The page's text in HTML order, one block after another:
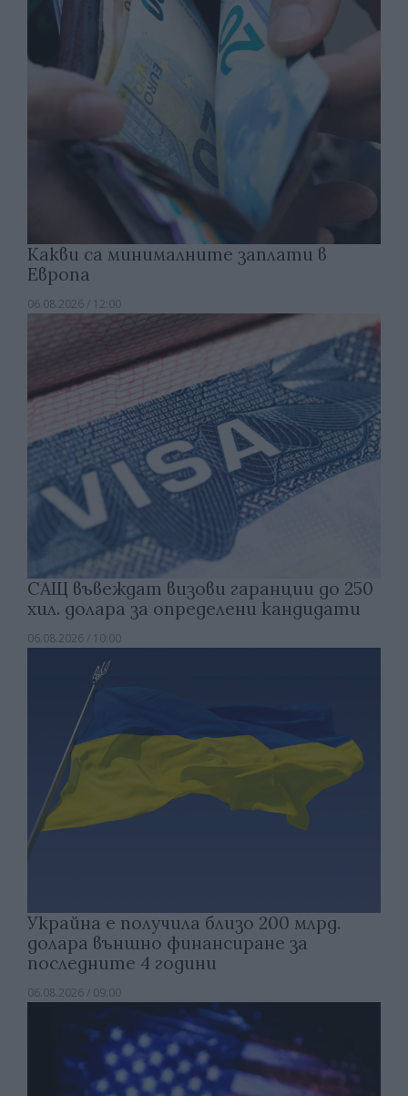
Какви са минималните заплати в
Европа
06.08.2026 / 12:00
САЩ въвеждат визови гаранции до 250
хил. долара за определени кандидати
06.08.2026 / 10:00
Украйна е получила близо 200 млрд.
долара външно финансиране за
последните 4 години
06.08.2026 / 09:00